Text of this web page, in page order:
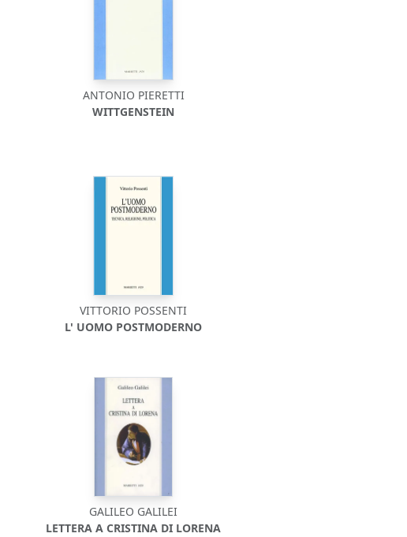
ANTONIO PIERETTI
WITTGENSTEIN
VITTORIO POSSENTI
L' UOMO POSTMODERNO
GALILEO GALILEI
LETTERA A CRISTINA DI LORENA